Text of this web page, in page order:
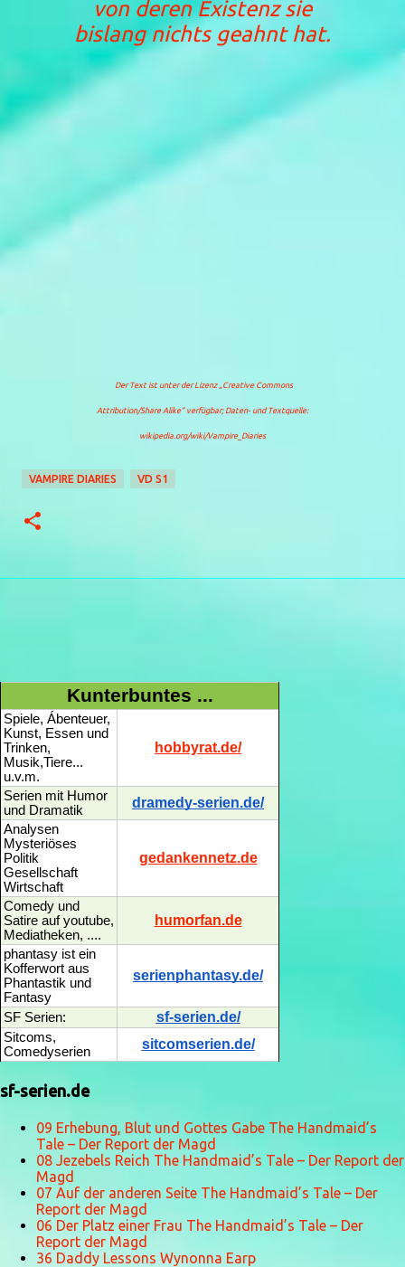
von deren Existenz sie
bislang nichts geahnt hat.
Der Text ist unter der Lizenz„Creative Commons
Attribution/Share Alike“verfügbar; Daten- und Textquelle:
wikipedia.org/wiki/Vampire_Diaries
VAMPIRE DIARIES VD S1
Kunterbuntes ...
Spiele, Ábenteuer,
Kunst, Essen und
Trinken,
Musik,Tiere...
u.v.m.
hobbyrat.de/
Serien mit Humor
und Dramatik
dramedy-serien.de/
Analysen
Mysteriöses
Politik
Gesellschaft
Wirtschaft
gedankennetz.de
Comedy und
Satire auf youtube,
Mediatheken, ....
humorfan.de
phantasy ist ein
Kofferwort aus
Phantastik und
Fantasy
serienphantasy.de/
SF Serien: sf-serien.de/
Sitcoms,
Comedyserien
sitcomserien.de/
sf-serien.de
09 Erhebung, Blut und Gottes Gabe The Handmaid’s
Tale – Der Report der Magd
08 Jezebels Reich The Handmaid’s Tale – Der Report der
Magd
07 Auf der anderen Seite The Handmaid’s Tale – Der
Report der Magd
06 Der Platz einer Frau The Handmaid’s Tale – Der
Report der Magd
36 Daddy Lessons Wynonna Earp